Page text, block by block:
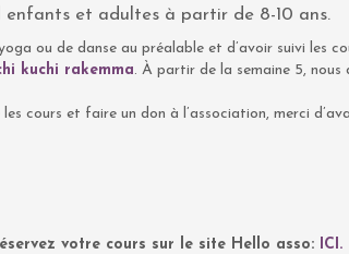
enfants et adultes à partir de 8-10 ans.
ou de danse au préalable et d’avoir suivi les
kuchi rakemma. À partir de la semaine 5, nous
cours et faire un don à l’association, merci
votre cours sur le site Hello asso: ICI.